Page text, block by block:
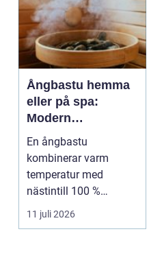
Ångbastu hemma
eller på spa:
Modern
återhämtning med
uråldrig logik
En ångbastu
kombinerar varm
temperatur med
nästintill 100 %
luftfuktighet för att
sk...
11 juli 2026